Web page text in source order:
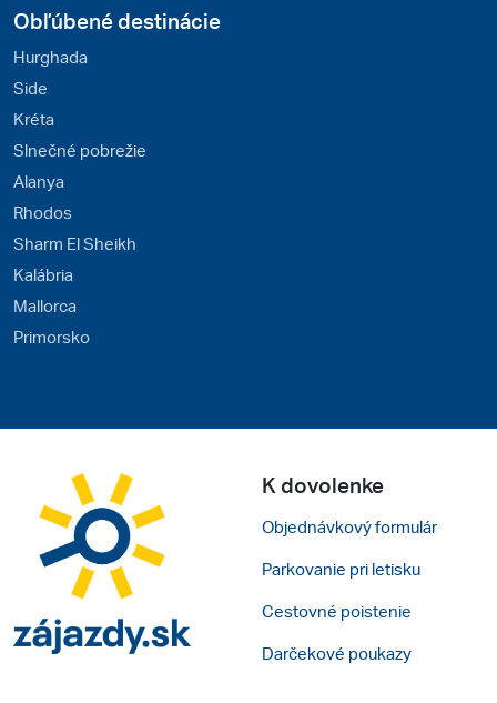
Obľúbené destinácie
Hurghada
Side
Kréta
Slnečné pobrežie
Alanya
Rhodos
Sharm El Sheikh
Kalábria
Mallorca
Primorsko
K dovolenke
Objednávkový formulár
Parkovanie pri letisku
Cestovné poistenie
Darčekové poukazy